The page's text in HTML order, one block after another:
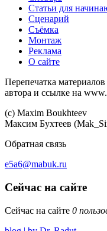
Статьи для
Сценарий
Съёмка
Монтаж
Реклама
О сайте
Перепечатка
автора и ссылке на
(c) Maхim Boukhteev
Максим Бухтеев
Обратная связь
e5a6@mabuk.ru
Сейчас на сайте
Сейчас на сайте 0